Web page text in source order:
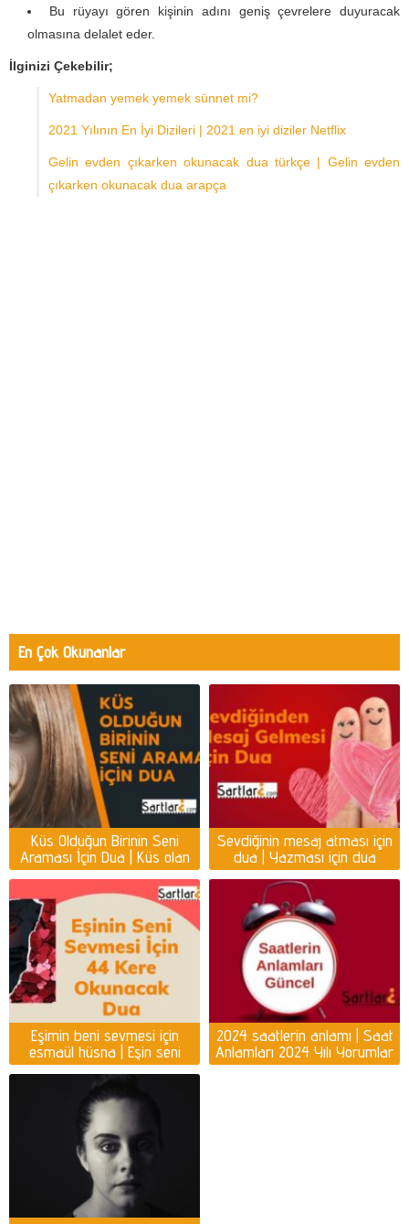
Bu rüyayı gören kişinin adını geniş çevrelere duyuracak
olmasına delalet eder.
İlginizi Çekebilir;
Yatmadan yemek yemek sünnet mi?
2021 Yılının En İyi Dizileri | 2021 en iyi diziler Netflix
Gelin evden çıkarken okunacak dua türkçe | Gelin evden
çıkarken okunacak dua arapça
En Çok Okunanlar
Küs Olduğun Birinin Seni
Araması İçin Dua | Küs olan
kişiyi ayağına getirmek için
dua
Sevdiğinin mesaj atması için
dua | Yazması için dua
Eşimin beni sevmesi için
esmaül hüsna | Eşin seni
sevmesi için dua
2024 saatlerin anlamı | Saat
Anlamları 2024 Yılı Yorumlar